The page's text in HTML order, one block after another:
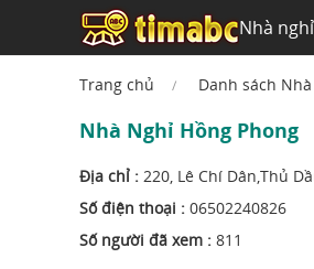
Nhà nghỉ
Trang chủ Danh sách
Nhà Nghỉ Hồng Phong
Địa chỉ : 220, Lê Chí Dân,Thủ
Số điện thoại : 06502240826
Số người đã xem : 811